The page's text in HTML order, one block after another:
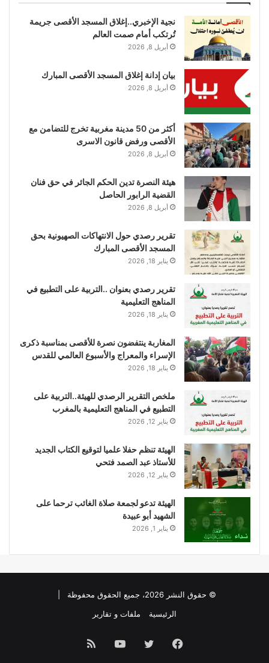
نجية الإخبري..إغلاق المسجد الأقصى جريمة
تُرتكب أمام صمت العالم
أبريل 8, 2026
بيان إدانة إغلاق المسجد الأقصى المبارك
أبريل 8, 2026
أكثر من 50 مدينة مغربية تخرج للتضامن مع
الأقصى ورفض قانون الاسرى
أبريل 8, 2026
هيئة النصرة تدين الحكم الجائر في حق فنان
القضية الرابور الحاصل
أبريل 8, 2026
تقرير رصدي حول الانتهاكات الصهيونية بحق
المسجد الأقصى المبارك
يناير 18, 2026
تقرير رصدي بعنوان ..التربية على التطبيع في
المناهج التعليمية
يناير 18, 2026
المغاربة ينتفضون نصرة للأقصى بمناسبة ذكرى
الإسراء والمعراج والأسبوع العالمي للقدس
يناير 18, 2026
ملخص التقرير الرصدي للهيئة..التربية على
التطبيع في المناهج التعليمية بالمغرب
يناير 12, 2026
الهيئة تنظم حفلا علميا لتوقيع الكتاب الجديد
للأستاذ عبد الصمد فتحي
يناير 12, 2026
الهيئة تدعو لجمعة صلاة الغائب ترحما على
الشهيد أبو عبيدة
يناير 1, 2026
© حقوق النشر 2026، جميع الحقوق محفوظة |
الرئيسية
ملفات و تقارير
فيسبوك تويتر يوتيوبملخص